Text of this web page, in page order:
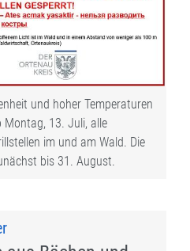
und hoher Temperaturen
Montag, 13. Juli, alle
im und am Wald. Die
bis 31. August.